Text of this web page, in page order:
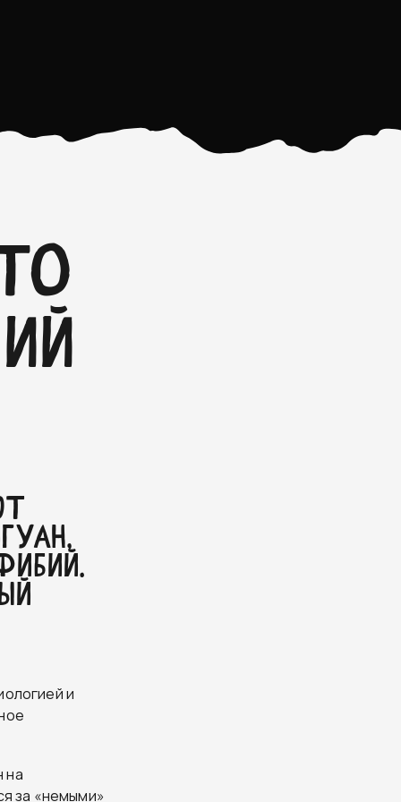
и
на
за «немыми»